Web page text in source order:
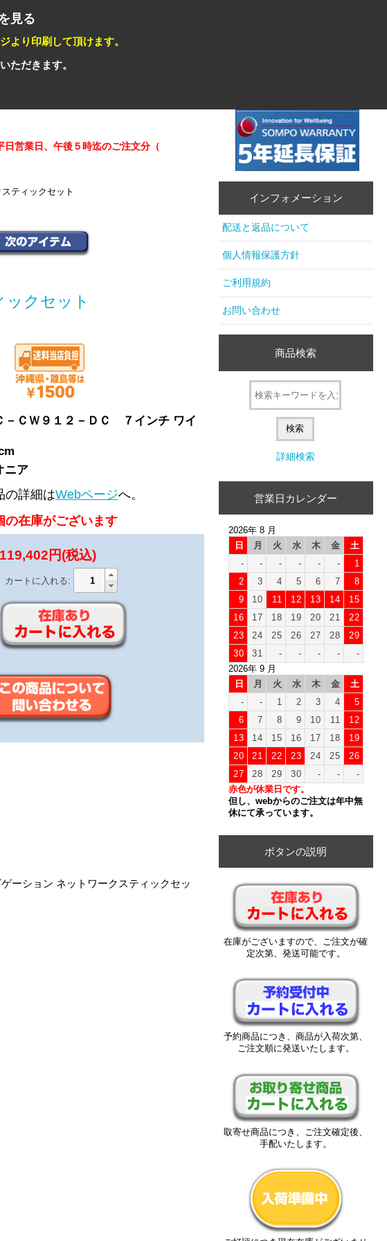
見る
より印刷して頂けます。
ただきます。
日、午後５時迄のご注文分（在庫商品）は即日発送が可能 。 ★★営業日カレンダ
ティックセット
クセット
－ＣＷ９１２－ＤＣ ７インチ ワイ
ニア
の詳細はWebページへ。
の在庫がございます
119,402円(税込)
カートに入れる:
ーション ネットワークスティックセッ
インフォメーション
配送と返品について
個人情報保護方針
ご利用規約
お問い合わせ
商品検索
詳細検索
営業日カレンダー
2026年 8 月
日
月 火 水 木 金
土
-
- - - - -
1
2
3 4 5 6 7
8
9
10 11 12 13 14
15
16
17 18 19 20 21
22
23
24 25 26 27 28
29
30
31 - - - -
-
2026年 9 月
日
月 火 水 木 金
土
-
- 1 2 3 4
5
6
7 8 9 10 11
12
13
14 15 16 17 18
19
20
21 22 23 24 25
26
27
28 29 30 - -
-
赤色が休業日です。
但し、webからのご注文は年中無
休にて承っています。
ボタンの説明
在庫がございますので、ご注文が確
定次第、発送可能です。
予約商品につき、商品が入荷次第、
ご注文順に発送いたします。
取寄せ商品につき、ご注文確定後、
手配いたします。